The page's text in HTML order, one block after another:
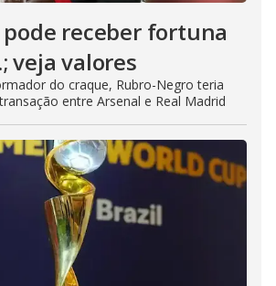
pode receber fortuna
veja valores
do craque, Rubro-Negro teria
entre Arsenal e Real Madrid